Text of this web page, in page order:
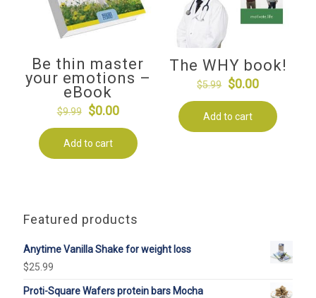
Be thin master
your emotions –
eBook
$9.99
Original
price
was:
$9.99.
$0.00Current
price
$0.00.
Add to cart
The WHY book!
$5.99 Original
price
was:
$5.99.
$0.00Current
price
$0.00.
Add to cart
Featured products
Anytime Vanilla Shake for weight loss
$25.99
Proti-Square Wafers protein bars Mocha